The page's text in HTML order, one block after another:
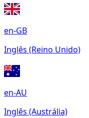
en-GB
Inglês (Reino Unido)
en-AU
Inglês (Austrália)